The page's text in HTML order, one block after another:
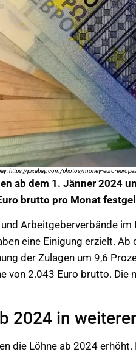
https://pixabay.com/photos/money-euro-
ab dem 1. Jänner 2024
brutto pro Monat
Arbeitgeberverbände im
eine Einigung erzielt.
der Zulagen um 9,6
von 2.043 Euro brutto. Die
2024 in
die Löhne ab 2024